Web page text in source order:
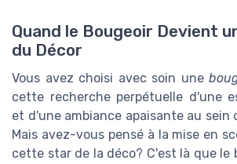
Quand le Bougeoir Devient
du Décor
Vous avez choisi avec soin une
cette recherche perpétuelle d'une
et d'une ambiance apaisante au sein
Mais avez-vous pensé à la mise en
cette star de la déco? C'est là que le